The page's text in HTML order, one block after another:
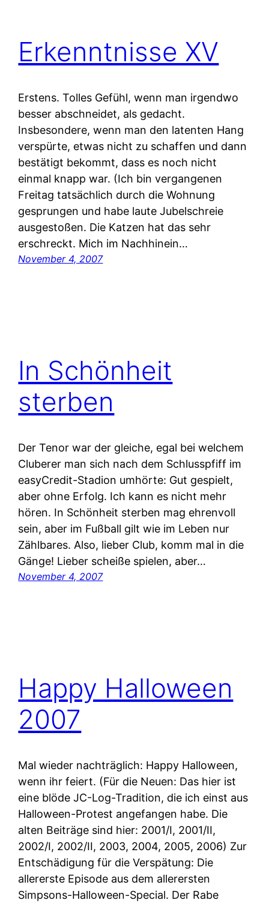
Erkenntnisse XV
Erstens. Tolles Gefühl, wenn man irgendwo
besser abschneidet, als gedacht.
Insbesondere, wenn man den latenten Hang
verspürte, etwas nicht zu schaffen und dann
bestätigt bekommt, dass es noch nicht
einmal knapp war. (Ich bin vergangenen
Freitag tatsächlich durch die Wohnung
gesprungen und habe laute Jubelschreie
ausgestoßen. Die Katzen hat das sehr
erschreckt. Mich im Nachhinein…
November 4, 2007
In Schönheit
sterben
Der Tenor war der gleiche, egal bei welchem
Cluberer man sich nach dem Schlusspfiff im
easyCredit-Stadion umhörte: Gut gespielt,
aber ohne Erfolg. Ich kann es nicht mehr
hören. In Schönheit sterben mag ehrenvoll
sein, aber im Fußball gilt wie im Leben nur
Zählbares. Also, lieber Club, komm mal in die
Gänge! Lieber scheiße spielen, aber…
November 4, 2007
Happy Halloween
2007
Mal wieder nachträglich: Happy Halloween,
wenn ihr feiert. (Für die Neuen: Das hier ist
eine blöde JC-Log-Tradition, die ich einst aus
Halloween-Protest angefangen habe. Die
alten Beiträge sind hier: 2001/I, 2001/II,
2002/I, 2002/II, 2003, 2004, 2005, 2006) Zur
Entschädigung für die Verspätung: Die
allererste Episode aus dem allerersten
Simpsons-Halloween-Special. Der Rabe